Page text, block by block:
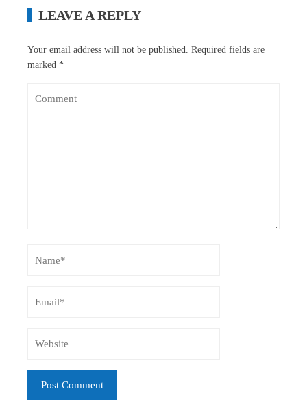
LEAVE A REPLY
Your email address will not be published.
Required fields are
marked *